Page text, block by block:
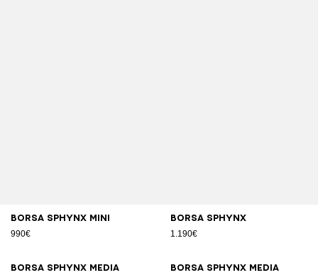
Borsa SPHYNX Mini
990€
Borsa SPHYNX
1.190€
Borsa SPHYNX Media Borsa SPHYNX Media